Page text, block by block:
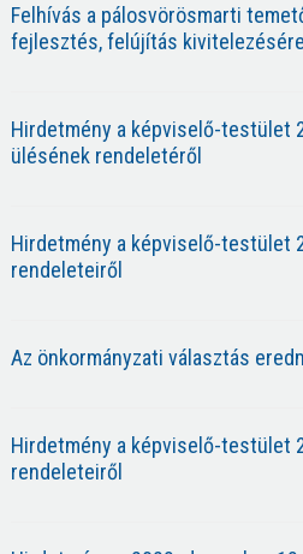
Felhívás a pálosvörösmarti
fejlesztés, felújítás kivitelezésére
Hirdetmény a képviselő-testület
ülésének rendeletéről
Hirdetmény a képviselő-testület
rendeleteiről
Az önkormányzati választás
Hirdetmény a képviselő-testület
rendeleteiről